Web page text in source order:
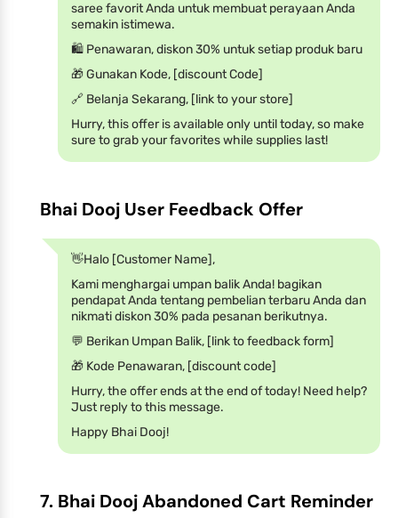
saree favorit Anda untuk membuat perayaan Anda
semakin istimewa.
🛍️ Penawaran, diskon 30% untuk setiap produk baru
🎁 Gunakan Kode, [discount Code]
🔗 Belanja Sekarang, [link to your store]
Hurry, this offer is available only until today, so make
sure to grab your favorites while supplies last!
Bhai Dooj User Feedback Offer
👋Halo [Customer Name],
Kami menghargai umpan balik Anda! bagikan
pendapat Anda tentang pembelian terbaru Anda dan
nikmati diskon 30% pada pesanan berikutnya.
💬 Berikan Umpan Balik, [link to feedback form]
🎁 Kode Penawaran, [discount code]
Hurry, the offer ends at the end of today! Need help?
Just reply to this message.
Happy Bhai Dooj!
7. Bhai Dooj Abandoned Cart Reminder